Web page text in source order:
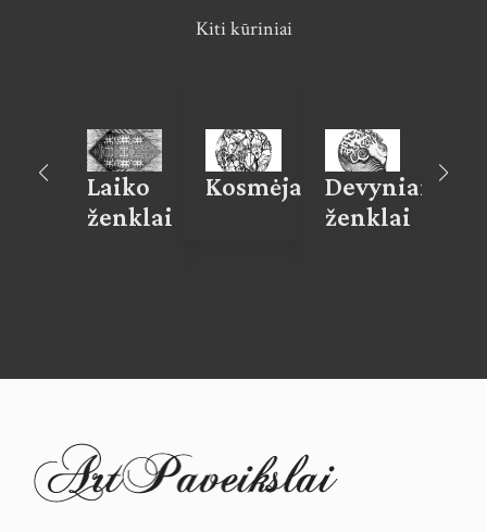
Kiti kūriniai
Laiko
ženklai
Kosmėja
Devyniaragio
ženklai